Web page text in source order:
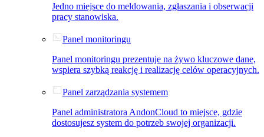
Jedno miejsce do meldowania, zgłaszania i obserwacji
pracy stanowiska.
Panel monitoringu
Panel monitoringu prezentuje na żywo kluczowe dane,
wspiera szybką reakcję i realizację celów operacyjnych.
Panel zarządzania systemem
Panel administratora AndonCloud to miejsce, gdzie
dostosujesz system do potrzeb swojej organizacji.